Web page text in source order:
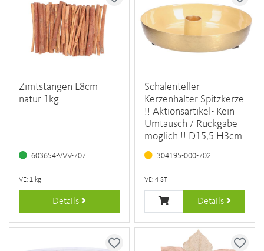
Zimtstangen L8cm
natur 1kg
603654-VVV-707
VE: 1 kg
Details
Schalenteller
Kerzenhalter Spitzkerze
!! Aktionsartikel- Kein
Umtausch / Rückgabe
möglich !! D15,5 H3cm
304195-000-702
VE: 4 ST
Details